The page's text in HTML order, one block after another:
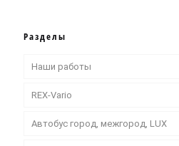
Разделы
Наши работы
REX-Vario
Автобус город, межгород, LUX